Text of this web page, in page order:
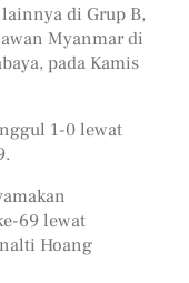
di Grup B,
Myanmar di
pada Kamis
1-0 lewat
69 lewat
Hoang